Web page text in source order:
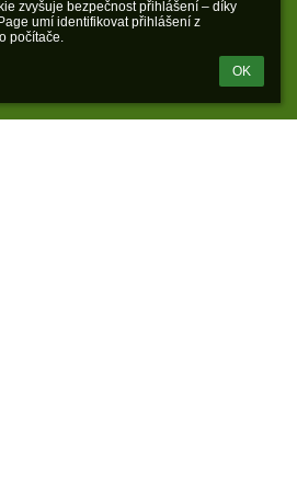
zvyšuje bezpečnost přihlášení – díky
umí identifikovat přihlášení z
počítače.
OK